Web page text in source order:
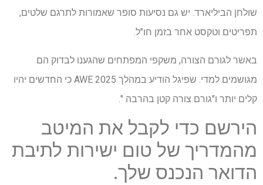
שולחן הביליארד. יש גם נסיעות סופר שאמורות לתרגם שלטים,
תפריטים וטקסט אחר בזמן חו"ל.
באשר לגורם הצורה, משקפי המפתחים שהגענו לבדוק הם
מגושמים למדי. שפיגל הודיע ​​במהלך AWE 2025 כי החדשים יהיו
קלים יותר ו"גורם צורה קטן בהרבה ".
הירשם כדי לקבל את המיטב
מהמדריך של טום ישירות לתיבת
הדואר הנכנס שלך.